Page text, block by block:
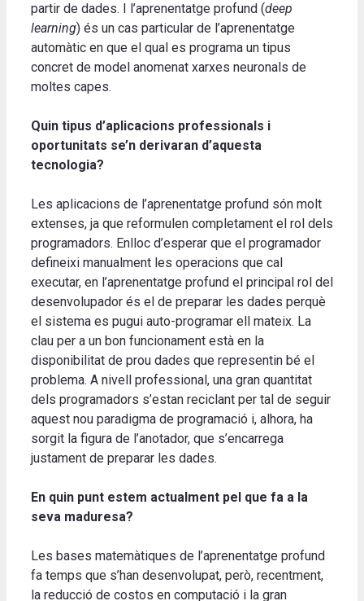
partir de dades. I l’aprenentatge profund (deep
learning) és un cas particular de l’aprenentatge
automàtic en que el qual es programa un tipus
concret de model anomenat xarxes neuronals de
moltes capes.
Quin tipus d’aplicacions professionals i
oportunitats se’n derivaran d’aquesta
tecnologia?
Les aplicacions de l’aprenentatge profund són molt
extenses, ja que reformulen completament el rol dels
programadors. Enlloc d’esperar que el programador
defineixi manualment les operacions que cal
executar, en l’aprenentatge profund el principal rol del
desenvolupador és el de preparar les dades perquè
el sistema es pugui auto-programar ell mateix. La
clau per a un bon funcionament està en la
disponibilitat de prou dades que representin bé el
problema. A nivell professional, una gran quantitat
dels programadors s’estan reciclant per tal de seguir
aquest nou paradigma de programació i, alhora, ha
sorgit la figura de l’anotador, que s’encarrega
justament de preparar les dades.
En quin punt estem actualment pel que fa a la
seva maduresa?
Les bases matemàtiques de l’aprenentatge profund
fa temps que s’han desenvolupat, però, recentment,
la reducció de costos en computació i la gran